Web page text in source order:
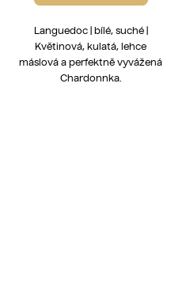
Languedoc | bílé, suché |
Květinová, kulatá, lehce
máslová a perfektně vyvážená
Chardonnka.